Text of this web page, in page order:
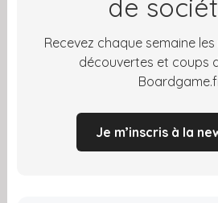
de
Recevez chaque semaine
découvertes et coups
Je m’inscris à la